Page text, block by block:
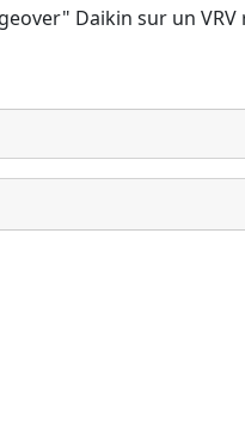
Daikin sur un VRV